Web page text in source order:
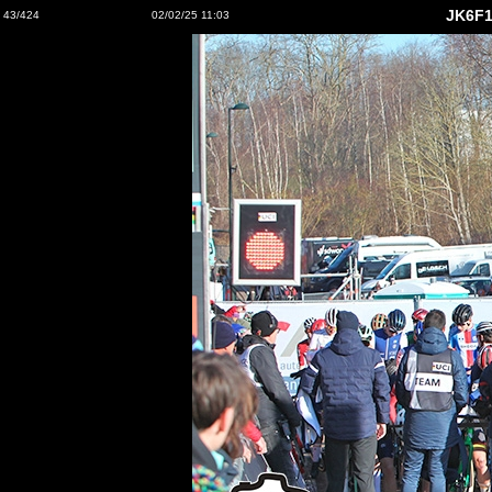
43/424 02/02/25 11:03